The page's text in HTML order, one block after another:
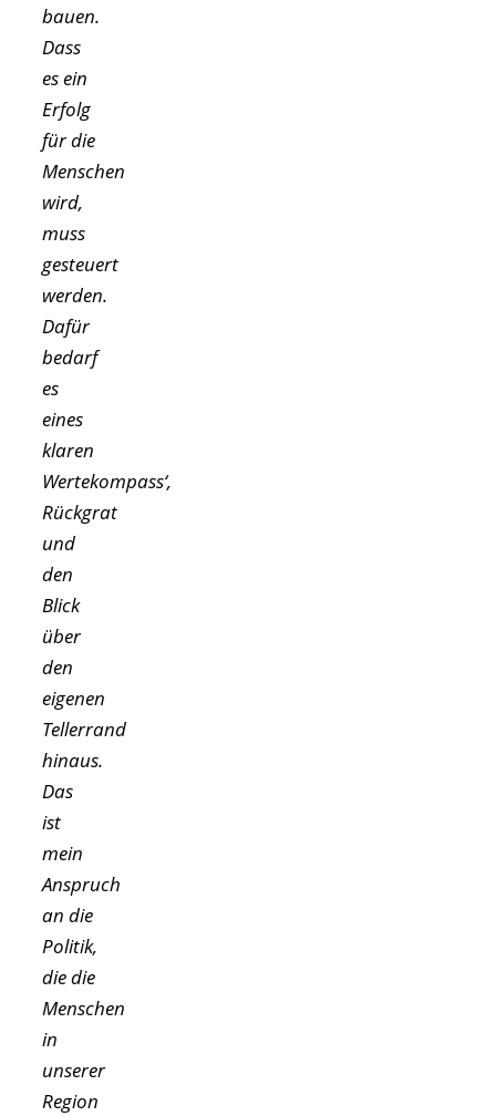
bauen.
Dass
es ein
Erfolg
für die
Menschen
wird,
muss
gesteuert
werden.
Dafür
bedarf
es
eines
klaren
Wertekompass‘,
Rückgrat
und
den
Blick
über
den
eigenen
Tellerrand
hinaus.
Das
ist
mein
Anspruch
an die
Politik,
die die
Menschen
in
unserer
Region